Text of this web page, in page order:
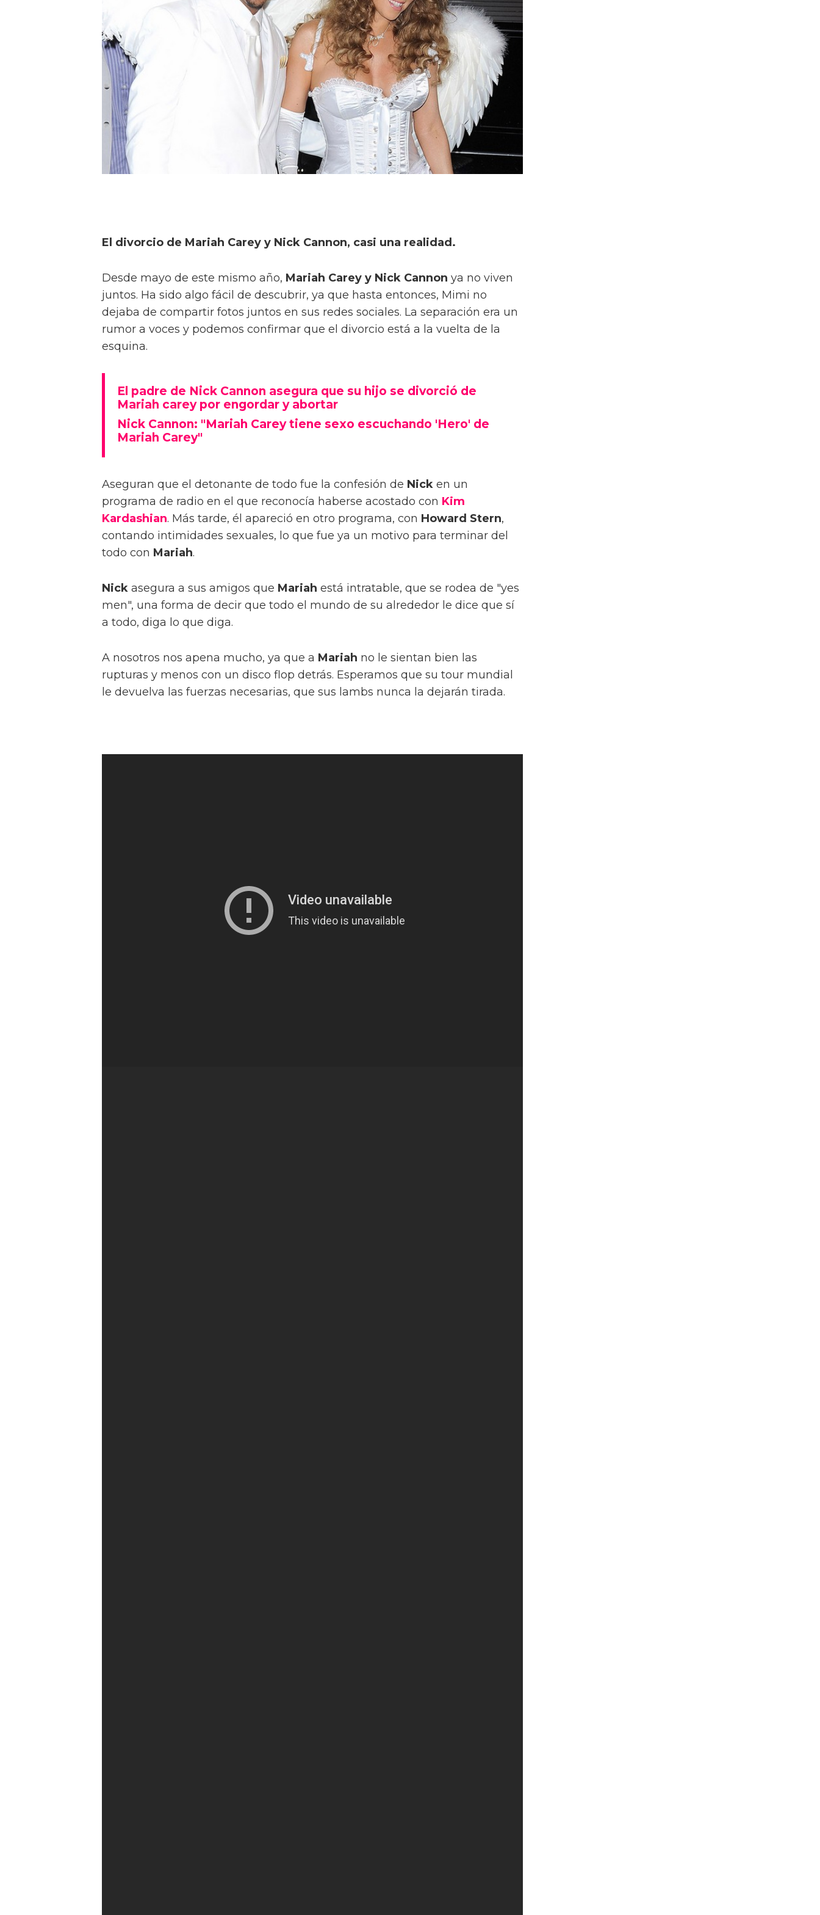
El divorcio de Mariah Carey y Nick Cannon, casi una realidad.
Desde mayo de este mismo año, Mariah Carey y Nick Cannon ya no viven
juntos. Ha sido algo fácil de descubrir, ya que hasta entonces, Mimi no
dejaba de compartir fotos juntos en sus redes sociales. La separación era un
rumor a voces y podemos confirmar que el divorcio está a la vuelta de la
esquina.
El padre de Nick Cannon asegura que su hijo se divorció de
Mariah carey por engordar y abortar
Nick Cannon: "Mariah Carey tiene sexo escuchando 'Hero' de
Mariah Carey"
Aseguran que el detonante de todo fue la confesión de Nick en un
programa de radio en el que reconocía haberse acostado con Kim
Kardashian. Más tarde, él apareció en otro programa, con Howard Stern,
contando intimidades sexuales, lo que fue ya un motivo para terminar del
todo con Mariah.
Nick asegura a sus amigos que Mariah está intratable, que se rodea de "yes
men", una forma de decir que todo el mundo de su alrededor le dice que sí
a todo, diga lo que diga.
A nosotros nos apena mucho, ya que a Mariah no le sientan bien las
rupturas y menos con un disco flop detrás. Esperamos que su tour mundial
le devuelva las fuerzas necesarias, que sus lambs nunca la dejarán tirada.